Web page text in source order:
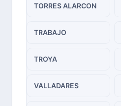
TORRES ALARCON
TRABAJO
TROYA
VALLADARES